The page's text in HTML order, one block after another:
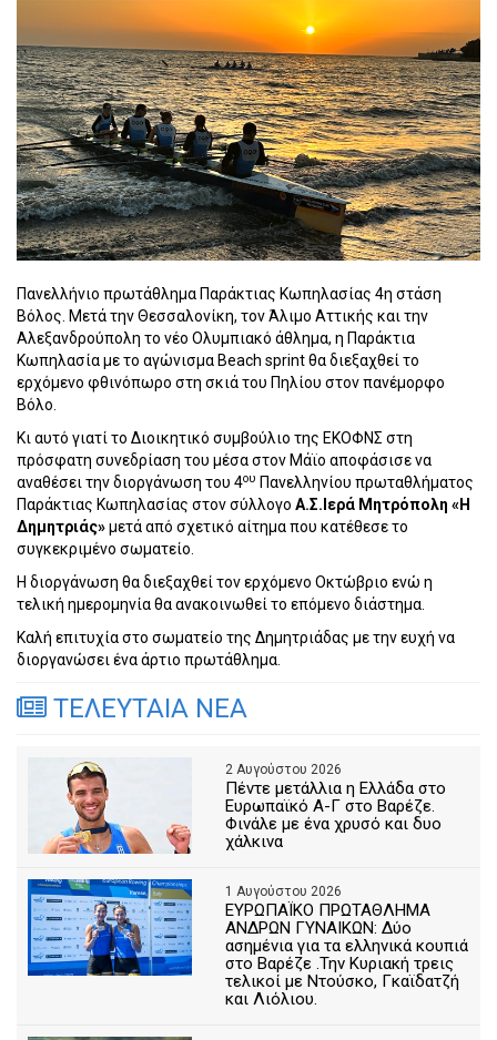
Πανελλήνιο πρωτάθλημα Παράκτιας Κωπηλασίας 4η στάση
Βόλος. Μετά την Θεσσαλονίκη, τον Άλιμο Αττικής και την
Αλεξανδρούπολη το νέο Ολυμπιακό άθλημα, η Παράκτια
Κωπηλασία με το αγώνισμα Beach sprint θα διεξαχθεί το
ερχόμενο φθινόπωρο στη σκιά του Πηλίου στον πανέμορφο
Βόλο.
Κι αυτό γιατί το Διοικητικό συμβούλιο της ΕΚΟΦΝΣ στη
πρόσφατη συνεδρίαση του μέσα στον Μάϊο αποφάσισε να
αναθέσει την διοργάνωση του 4ου Πανελληνίου πρωταθλήματος
Παράκτιας Κωπηλασίας στον σύλλογο Α.Σ.Ιερά Μητρόπολη «Η
Δημητριάς»μετά από σχετικό αίτημα που κατέθεσε το
συγκεκριμένο σωματείο.
Η διοργάνωση θα διεξαχθεί τον ερχόμενο Οκτώβριο ενώ η
τελική ημερομηνία θα ανακοινωθεί το επόμενο διάστημα.
Καλή επιτυχία στο σωματείο της Δημητριάδας με την ευχή να
διοργανώσει ένα άρτιο πρωτάθλημα.
ΤΕΛΕΥΤΑΙΑ ΝΕΑ
2 Αυγούστου 2026
Πέντε μετάλλια η Ελλάδα στο
Ευρωπαϊκό Α-Γ στο Βαρέζε.
Φινάλε με ένα χρυσό και δυο
χάλκινα
1 Αυγούστου 2026
ΕΥΡΩΠΑΪΚΟ ΠΡΩΤΑΘΛΗΜΑ
ΑΝΔΡΩΝ ΓΥΝΑΙΚΩΝ: Δύο
ασημένια για τα ελληνικά κουπιά
στο Βαρέζε .Την Κυριακή τρεις
τελικοί με Ντούσκο, Γκαϊδατζή
και Λιόλιου.